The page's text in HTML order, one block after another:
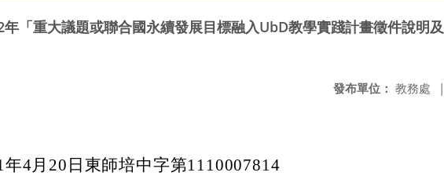
「重大議題或聯合國永續發展目標融入UbD教學實踐計畫徵件說明及
發布單位： 教務處 |
4月20日東師培中字第1110007814